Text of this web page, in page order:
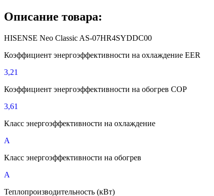
Описание товара:
HISENSE Neo Classic AS-07HR4SYDDC00
Коэффициент энергоэффективности на охлаждение EER
3,21
Коэффициент энергоэффективности на обогрев COP
3,61
Класс энергоэффективности на охлаждение
A
Класс энергоэффективности на обогрев
A
Теплопроизводительность (кВт)